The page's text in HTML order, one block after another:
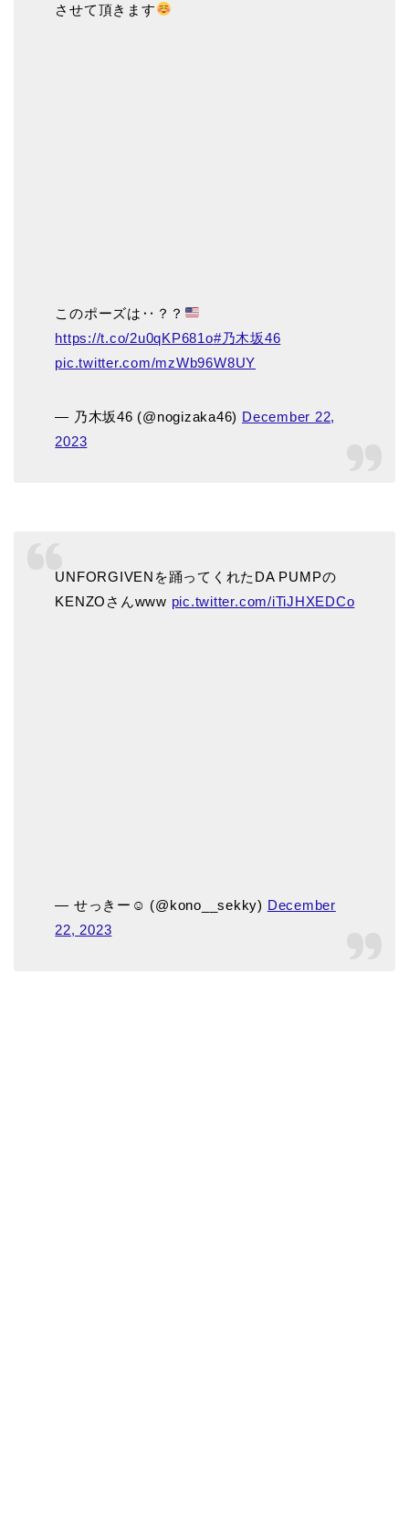
させて頂きます
このポーズは‥？？
https://t.co/2u0qKP681o#乃木坂46
pic.twitter.com/mzWb96W8UY
— 乃木坂46 (@nogizaka46) December 22,
2023
UNFORGIVENを踊ってくれたDA PUMPの
KENZOさんwww pic.twitter.com/iTiJHXEDCo
— せっきー☺︎ (@kono__sekky) December
22, 2023